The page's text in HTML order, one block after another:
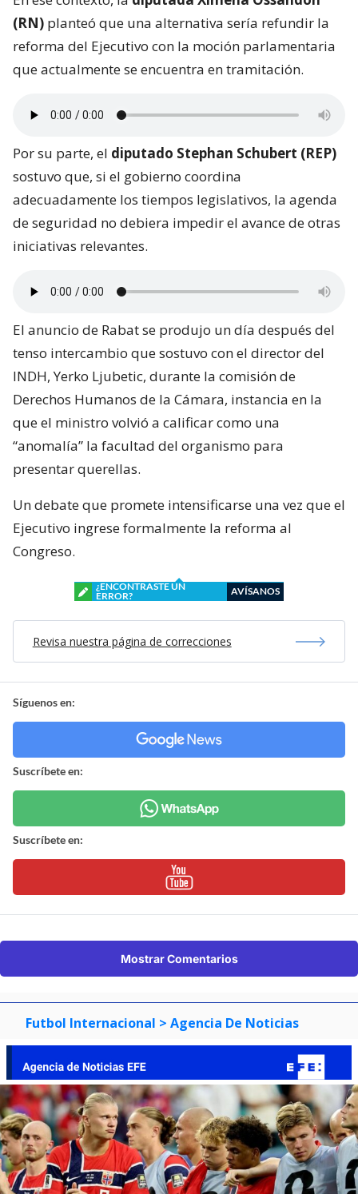
(RN) planteó que una alternativa sería refundir la
reforma del Ejecutivo con la moción parlamentaria
que actualmente se encuentra en tramitación.
Por su parte, el diputado Stephan Schubert (REP)
sostuvo que, si el gobierno coordina
adecuadamente los tiempos legislativos, la agenda
de seguridad no debiera impedir el avance de otras
iniciativas relevantes.
El anuncio de Rabat se produjo un día después del
tenso intercambio que sostuvo con el director del
INDH, Yerko Ljubetic, durante la comisión de
Derechos Humanos de la Cámara, instancia en la
que el ministro volvió a calificar como una
“anomalía” la facultad del organismo para
presentar querellas.
Un debate que promete intensificarse una vez que el
Ejecutivo ingrese formalmente la reforma al
Congreso.
¿ENCONTRASTE UN
ERROR?
AVÍSANOS
Revisa nuestra página de correcciones
Síguenos en:
Suscríbete en:
Suscríbete en:
Mostrar Comentarios
Futbol Internacional > Agencia De Noticias